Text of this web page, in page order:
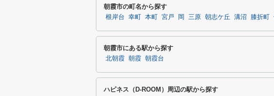
朝霞市の町名から探す
根岸台 幸町 本町 宮戸 岡 三原 朝志ケ丘 溝沼 膝折町
朝霞市にある駅から探す
北朝霞 朝霞 朝霞台
ハピネス（D-ROOM）周辺の駅から探す